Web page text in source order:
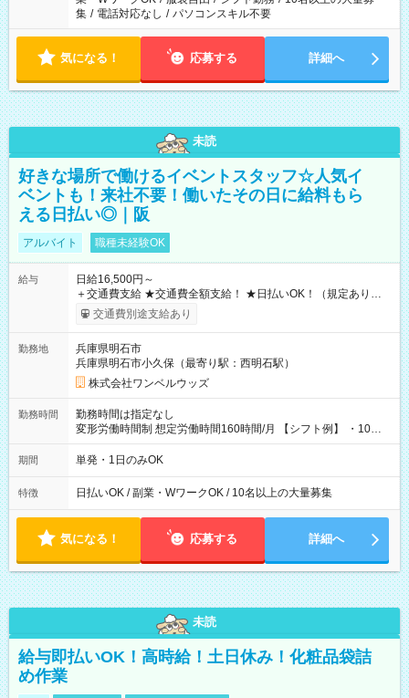
集 / 電話対応なし / パソコンスキル不要
気になる！ 応募する 詳細へ
未読
好きな場所で働けるイベントスタッフ☆人気イ
ベントも！来社不要！働いたその日に給料もら
える日払い◎｜阪
アルバイト 職種未経験OK
給与
日給16,500円～
＋交通費支給 ★交通費全額支給！ ★日払いOK！（規定あり） ┗
働いたその日に現金GET♪ お仕事後はコンビニATMから 日払
交通費別途支給あり
勤務地
兵庫県明石市
兵庫県明石市小久保（最寄り駅：西明石駅）
株式会社ワンベルウッズ
勤務時間
勤務時間は指定なし
変形労働時間制 想定労働時間160時間/月 【シフト例】 ・10：
00～20：00
期間 単発・1日のみOK
特徴 日払いOK / 副業・WワークOK / 10名以上の大量募集
気になる！ 応募する 詳細へ
未読
給与即払いOK！高時給！土日休み！化粧品袋詰
め作業